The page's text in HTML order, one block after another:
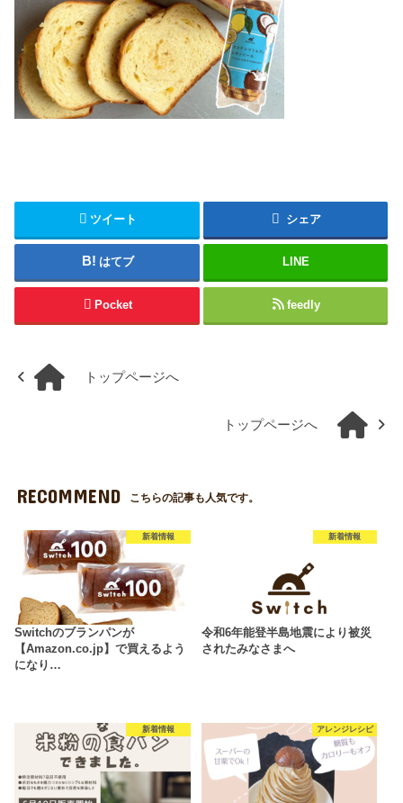
ツイート シェア
はてブ LINE
Pocket feedly
トップページへ
トップページへ
RECOMMEND こちらの記事も人気です。
新着情報
Switchのブランパンが
【Amazon.co.jp】で買えるよう
になり…
新着情報
令和6年能登半島地震により被災
されたみなさまへ
新着情報 アレンジレシピ